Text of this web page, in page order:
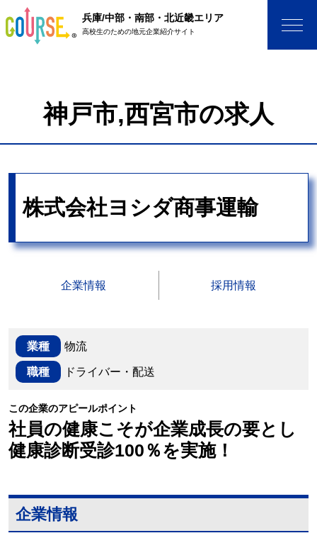
兵庫/中部・南部・北近畿エリア
高校生のための地元企業紹介サイト
神戸市,西宮市の求人
株式会社ヨシダ商事運輸
企業情報 採用情報
業種 物流
職種 ドライバー・配送
この企業のアピールポイント
社員の健康こそが企業成長の要とし
健康診断受診100％を実施！
企業情報